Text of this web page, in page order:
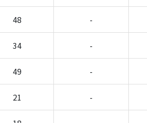
48 -
34 -
49 -
21 -